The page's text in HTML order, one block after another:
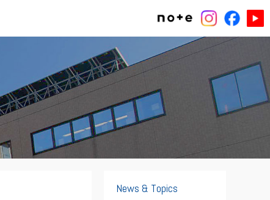
News & Topics